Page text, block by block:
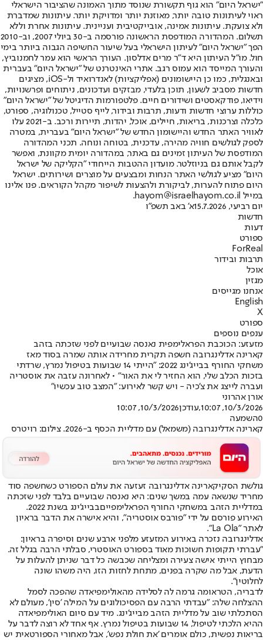
"ישראל היום" הוא גוף תקשורת שנוסד מתוך האמונה שהציבור הישראלי
ראוי לעיתונות טובה יותר, מאוזנת יותר ומדויקת יותר. עיתונות שמדברת
ולא צועקת. עיתונות אמינה, אובייקטיבית ועניינית. עיתונות אחרת וללא
תשלום. המהדורה המודפסת הראשונה פורסמה ב-30 ביולי 2007, וב-2010
הפך "ישראל היום" לעיתון הישראלי בעל שיעור החשיפה הגבוה ביותר בימי
חול. מו"ל העיתון היא ד"ר מרים אדלסון. העורך הראשי הוא עמר לחמנוביץ,
והעורך המייסד הוא עמוס רגב. אתרי האינטרנט של "ישראל היום" בעברית
ובאנגלית, כמו כן היישומונים (אפליקציות) לאנדרואיד ול-iOS, מציגים
חדשות מסביב לשעון, תוכן בלעדי, מבזקים ועדכונים, ניתוחים ופרשנויות,
וידיאו, פודקאסטים ושידורים חיים. פלטפורמות הדיגיטל של "ישראל היום"
כוללות ערוצי חדשות ודעות, תרבות ובידור, לייף סטייל, טכנולוגיה, ספורט,
כלכלה וצרכנות, בריאות, חיילים, אוכל, יהדות, תיירות ורכב. ב-2021 עלו
לאוויר האתר החדש והיישומון החדש של "ישראל היום" בעברית, במטרה
לספק לגולשים חוויה מהירה, עדכנית, בטוחה ונוחה. תכני המהדורה
המודפסת של העיתון זמינים גם באתר, במהדורה יומית מקוונת, ואפשר
לקבל אותם גם בניוזלטר. מועדון ההטבות הייחודי "הקליקה של ישראל
היום" מציע לגולשי האתר הנחות ומבצעים על מוצרים ושירותים. ישראל
היום פתוח להערות, לביקורת ולהצעות לשיפור מקהל הקוראים. פנו אלינו
במייל hayom@israelhayom.co.il.
יום רביעי, 15.7.2026
א' באב תשפ"ו
חדשות
דעות
ספורט
ForReal
תרבות ובידור
אוכל
מגזין
אנחנו מגייסים
English
X
ספורט
ענפים נוספים
מזעזע: הכוכבת הפראלימפית נאנסה שבועיים לפני שזכתה בזהב
קארינה אדלינגרובה חשפה תקרית מחרידה אותה שמרה בסוד מאז
משחקי החורף בבייג'ינג 2022: "הייתי 14 שבועות בטיפול נמרץ, שרדתי
בזכות הכלב שלי, הוא החזיר לי את האור" • לאחרונה עזבה את אוסטריה
ועברה לייצג את צ'כיה - ויש קשר לאירוע: "המצב טוב עכשיו"
אורן אהרוני
10/3/2026, 10:07
,עודכן10/3/2026, 10:07
0השמעה
קארינה אדלינגרובה (משמאל) עם מדליית הכסף ב-2026. צילום: רויטרס
גולשת הסקיקארינה אדלינגרובה זעזעה את עולם הספורט כשחשפה סוד
מחריד שנשאה עמה במשך שנים: היא נאנסה שבועיים בלבד לפני שזכתה
במדליית הזהב במשחקי החורף הפראלימפיים
בבייג'ינג בשנת 2022.
האירוע פורסם על ידי "פורבס אוסטריה", והיא אישרה את הדבר בראיון
לאתר "La Ola".
אדלינגרובה נזכרה באירוע המזעזע מלפני ארבע שנים וסיפרה בראיון:
"עברתי תקופות חשוכות מאוד בספורט האוסטרי, סבלתי הרבה בגלל זה.
מבחוץ הייתי אישה צעירה ומצליחה שכבשה כל דבר שניתן להעלות על
הדעת, אבל מה שקרה בפנים, מתחת לחזות הזו, היה משהו שונה
לחלוטין".
לדבריה, הטראומה גרמה לה לסלידה מהאולימפיאדה שהפכה לסמל
ההצלחה שלה: "עבדתי הרבה עם הפסיכולוגים על המילה 'סין', מעולם לא
הסתכלתי שוב על מדליית הזהב מבייג'ינג. מיד עם סיום האולימפיאדה
ההיא הלכתי לטיפול, 14 שבועות בטיפול נמרץ. אף אחד לא רוצה לדבר על
בריאות נפשית, כולם אומרים 'את חולת נפש', אבל מאחורי הספורטאית יש